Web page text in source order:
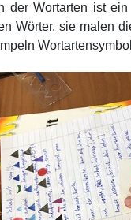
der Wortarten ist
Wörter, sie malen